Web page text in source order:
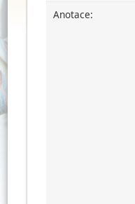
Anotace: